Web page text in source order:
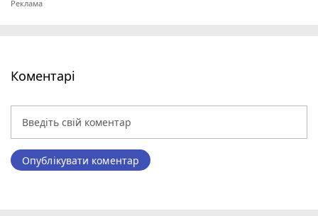
Коментарі
Опублікувати коментар